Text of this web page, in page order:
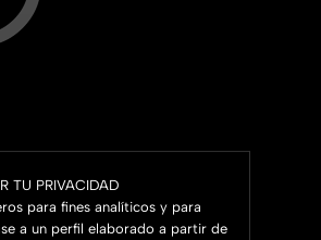
TU PRIVACIDAD
para fines analíticos y para
a un perfil elaborado a partir de